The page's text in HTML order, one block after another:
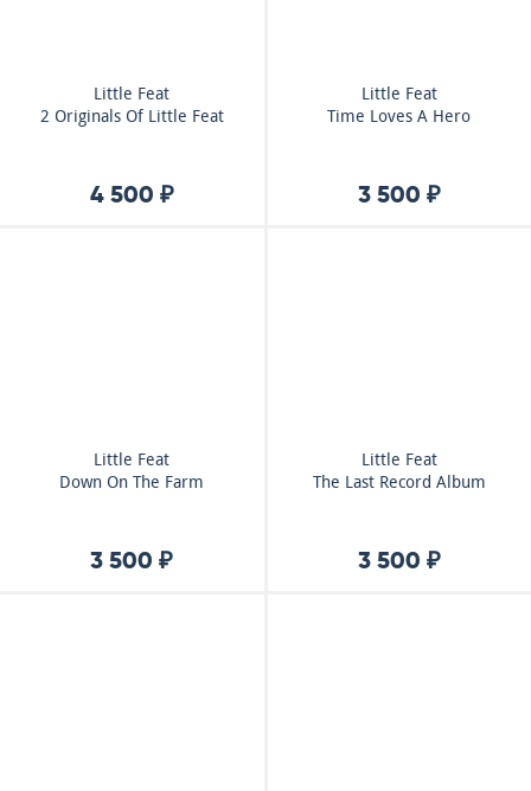
Little Feat
2 Originals Of Little Feat
4 500 ₽
Little Feat
Time Loves A Hero
3 500 ₽
Little Feat
Down On The Farm
3 500 ₽
Little Feat
The Last Record Album
3 500 ₽